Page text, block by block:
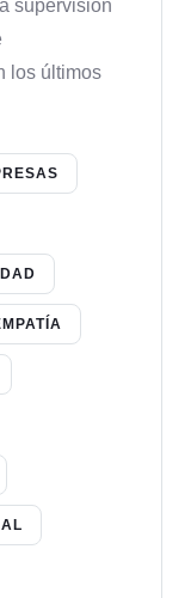
supervisión
los últimos